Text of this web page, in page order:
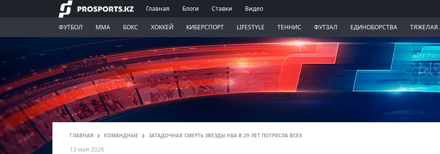
Главная Блоги Ставки Видео
ФУТБОЛ ММА БОКС ХОККЕЙ КИБЕРСПОРТ LIFESTYLE ТЕННИС ФУТЗАЛ ЕДИНОБОРСТВА ТЯЖЕЛАЯ
ГЛАВНАЯ КОМАНДНЫЕ ЗАГАДОЧНАЯ СМЕРТЬ ЗВЕЗДЫ НБА В 29 ЛЕТ ПОТРЯСЛА ВСЕХ
13 мая 2026